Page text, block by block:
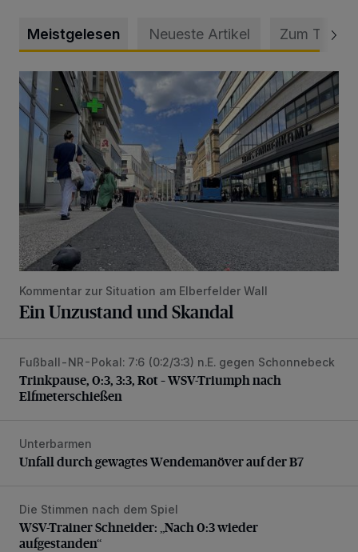
Meistgelesen Neueste Artikel Zum Thema
Ein Unzustand und Skandal
Kommentar zur Situation am Elberfelder Wall
Ein Unzustand und Skandal
Trinkpause, 0:3, 3:3, Rot – WSV-Triumph nach
Fußball-NR-Pokal: 7:6 (0:2/3:3) n.E. gegen Schonnebeck
Trinkpause, 0:3, 3:3, Rot – WSV-Triumph nach
Elfmeterschießen
Unfall durch gewagtes Wendemanöver auf der B7
Unterbarmen
Unfall durch gewagtes Wendemanöver auf der B7
WSV-Trainer Schneider: „Nach 0:3 wieder aufgestanden“
Die Stimmen nach dem Spiel
WSV-Trainer Schneider: „Nach 0:3 wieder
aufgestanden“